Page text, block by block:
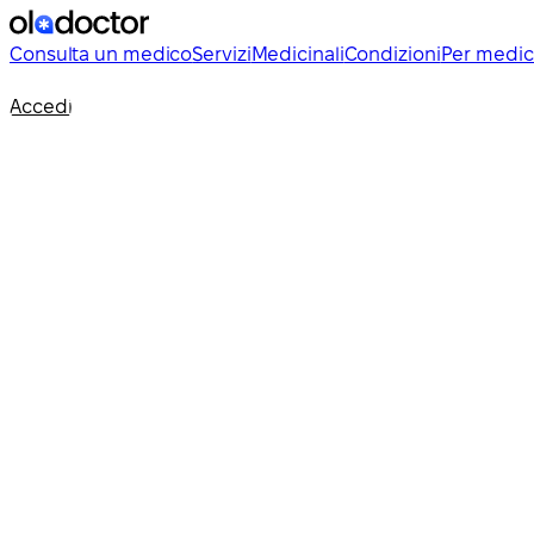
Consulta un medicoServiziMedicinaliCondizioniPer
Accedi